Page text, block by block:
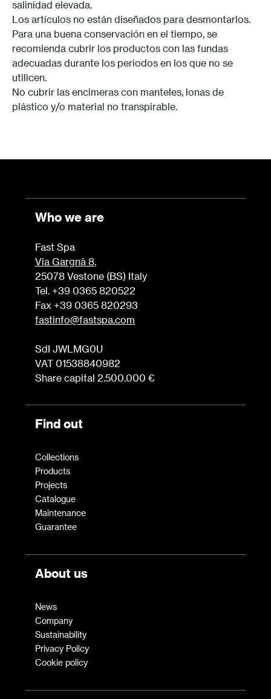
salinidad elevada.
Los artículos no están diseñados para desmontarlos.
Para una buena conservación en el tiempo, se
recomienda cubrir los productos con las fundas
adecuadas durante los periodos en los que no se
utilicen.
No cubrir las encimeras con manteles, lonas de
plástico y/o material no transpirable.
Who we are
Fast Spa
Via Gargnà 8,
25078 Vestone (BS) Italy
Tel. +39 0365 820522
Fax +39 0365 820293
fastinfo@fastspa.com
SdI JWLMG0U
VAT 01538840982
Share capital 2.500.000 €
Find out
Collections
Products
Projects
Catalogue
Maintenance
Guarantee
About us
News
Company
Sustainability
Privacy Policy
Cookie policy